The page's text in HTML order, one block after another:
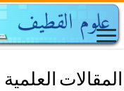
المقالات العلمية